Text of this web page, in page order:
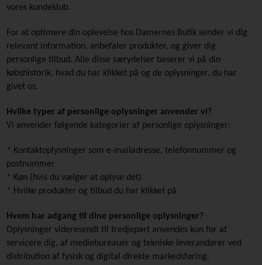
vores kundeklub.
For at optimere din oplevelse hos Damernes Butik sender vi dig
relevant information, anbefaler produkter, og giver dig
personlige tilbud. Alle disse særydelser baserer vi på din
købshistorik, hvad du har klikket på og de oplysninger, du har
givet os.
Hvilke typer af personlige oplysninger anvender vi?
Vi anvender følgende kategorier af personlige oplysninger:
* Kontaktoplysninger som e-mailadresse, telefonnummer og
postnummer
* Køn (hvis du vælger at oplyse det)
* Hvilke produkter og tilbud du har klikket på
Hvem har adgang til dine personlige oplysninger?
Oplysninger videresendt til tredjepart anvendes kun for at
servicere dig, af mediebureauer og tekniske leverandører ved
distribution af fysisk og digital direkte markedsføring.